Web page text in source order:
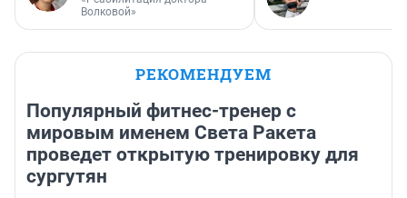
Волковой»
РЕКОМЕНДУЕМ
Популярный фитнес-тренер с
мировым именем Света Ракета
проведет открытую тренировку для
сургутян